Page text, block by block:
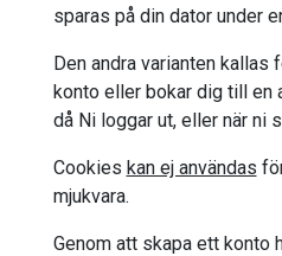
sparas på din dator under
Den andra varianten
konto eller bokar dig till en
då Ni loggar ut, eller när ni
Cookies kan ej användas
mjukvara.
Genom att skapa ett konto